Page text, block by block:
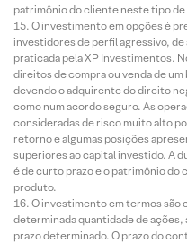
patrimônio do cliente neste tipo
O investimento em opções é
investidores de perfil agressivo,
praticada pela XP Investimentos.
direitos de compra ou venda de
devendo o adquirente do direito
como num acordo seguro. As
consideradas de risco muito alto
retorno e algumas posições
superiores ao capital investido. A
é de curto prazo e o patrimônio do
produto.
O investimento em termos são
determinada quantidade de ações,
prazo determinado. O prazo do